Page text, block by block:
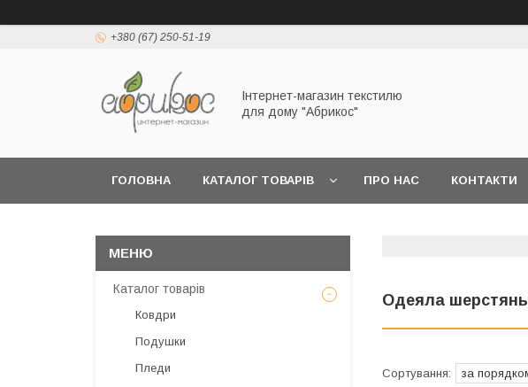
+380 (67) 250-51-19
Інтернет-магазин текстилю
для дому "Абрикос"
ГОЛОВНА КАТАЛОГ ТОВАРІВ ПРО НАС КОНТАКТИ
Одеяла
Каталог товарів
Ковдри
Подушки
Пледи